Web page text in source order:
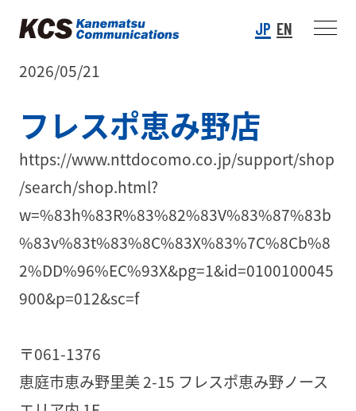
JP EN
2026/05/21
フレスポ恵み野店
https://www.nttdocomo.co.jp/support/shop
/search/shop.html?
w=%83h%83R%83%82%83V%83%87%83b
%83v%83t%83%8C%83X%83%7C%8Cb%8
2%DD%96%EC%93X&pg=1&id=0100100045
900&p=012&sc=f
〒061-1376
恵庭市恵み野里美 2-15 フレスポ恵み野ノース